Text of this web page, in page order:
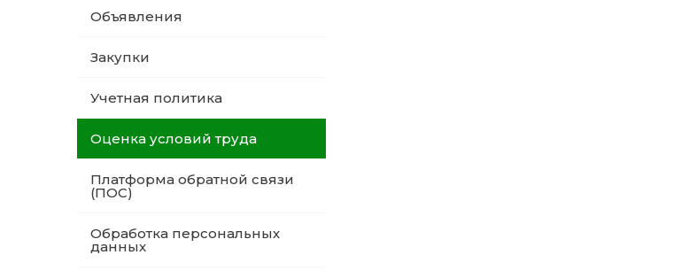
Объявления
Закупки
Учетная политика
Оценка условий труда
Платформа обратной связи
(ПОС)
Обработка персональных
данных